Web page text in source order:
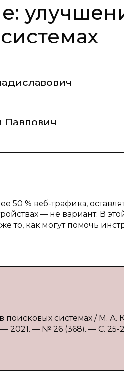
50 % веб-трафика,
— не вариант. В
то, как могут помочь
системах / М. А.
2021. — № 26 (368). — С. 25-